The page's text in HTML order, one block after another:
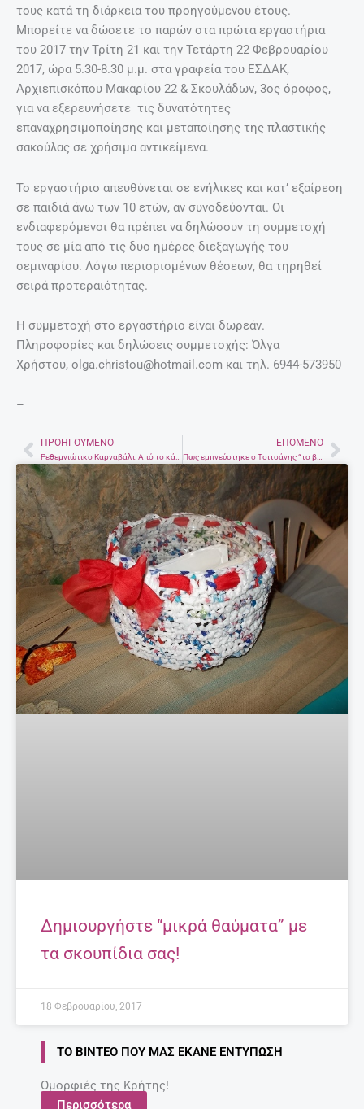
τους κατά τη διάρκεια του προηγούμενου έτους.
Μπορείτε να δώσετε το παρών στα πρώτα εργαστήρια
του 2017 την Τρίτη 21 και την Τετάρτη 22 Φεβρουαρίου
2017, ώρα 5.30-8.30 μ.μ. στα γραφεία του ΕΣΔΑΚ,
Αρχιεπισκόπου Μακαρίου 22 & Σκουλάδων, 3ος όροφος,
για να εξερευνήσετε τις δυνατότητες
επαναχρησιμοποίησης και μεταποίησης της πλαστικής
σακούλας σε χρήσιμα αντικείμενα.
Το εργαστήριο απευθύνεται σε ενήλικες και κατ’ εξαίρεση
σε παιδιά άνω των 10 ετών, αν συνοδεύονται. Οι
ενδιαφερόμενοι θα πρέπει να δηλώσουν τη συμμετοχή
τους σε μία από τις δυο ημέρες διεξαγωγής του
σεμιναρίου. Λόγω περιορισμένων θέσεων, θα τηρηθεί
σειρά προτεραιότητας.
Η συμμετοχή στο εργαστήριο είναι δωρεάν.
Πληροφορίες και δηλώσεις συμμετοχής: Όλγα
Χρήστου, olga.christou@hotmail.com και τηλ. 6944-573950
–
PrevΠΡΟΗΓΟΎΜΕΝΟ
Ρεθεμνιώτικο Καρναβάλι: Από το κάρο του 1914 στους 100.000 επισκέπτες του 2017
ΕΠΌΜΕΝΟ
Πως εμπνεύστηκε ο Τσιτσάνης “το βαπόρι απ’ τη Περσία”
Δημιουργήστε “μικρά θαύματα” με
τα σκουπίδια σας!
18 Φεβρουαρίου, 2017
ΤΟ ΒΊΝΤΕΟ ΠΟΥ ΜΑΣ ΈΚΑΝΕ ΕΝΤΎΠΩΣΗ
Ομορφιές της Κρήτης!
Περισσότερα